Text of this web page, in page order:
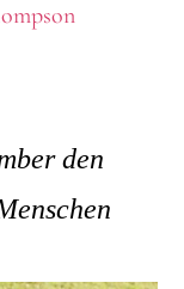
den